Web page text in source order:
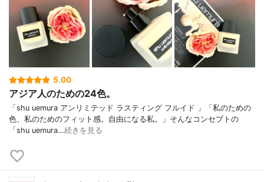
5.00
アジア人のための24色。
「shu uemura アンリミテッド ラスティング フルイド 」「私のための
色、私のためのフィット感。自由になる私。」そんなコンセプトの
「shu uemura…続きを見る